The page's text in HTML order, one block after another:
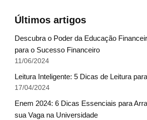
Últimos artigos
Descubra o Poder da Educação
para o Sucesso Financeiro
11/06/2024
Leitura Inteligente: 5 Dicas de Leitura
17/04/2024
Enem 2024: 6 Dicas Essenciais para
sua Vaga na Universidade